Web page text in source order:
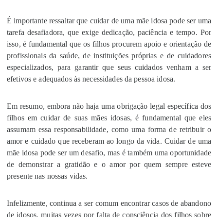
É importante ressaltar que cuidar de uma mãe idosa pode ser uma
tarefa desafiadora, que exige dedicação, paciência e tempo. Por
isso, é fundamental que os filhos procurem apoio e orientação de
profissionais da saúde, de instituições próprias e de cuidadores
especializados, para garantir que seus cuidados venham a ser
efetivos e adequados às necessidades da pessoa idosa.
Em resumo, embora não haja uma obrigação legal específica dos
filhos em cuidar de suas mães idosas, é fundamental que eles
assumam essa responsabilidade, como uma forma de retribuir o
amor e cuidado que receberam ao longo da vida. Cuidar de uma
mãe idosa pode ser um desafio, mas é também uma oportunidade
de demonstrar a gratidão e o amor por quem sempre esteve
presente nas nossas vidas.
Infelizmente, continua a ser comum encontrar casos de abandono
de idosos, muitas vezes por falta de consciência dos filhos sobre